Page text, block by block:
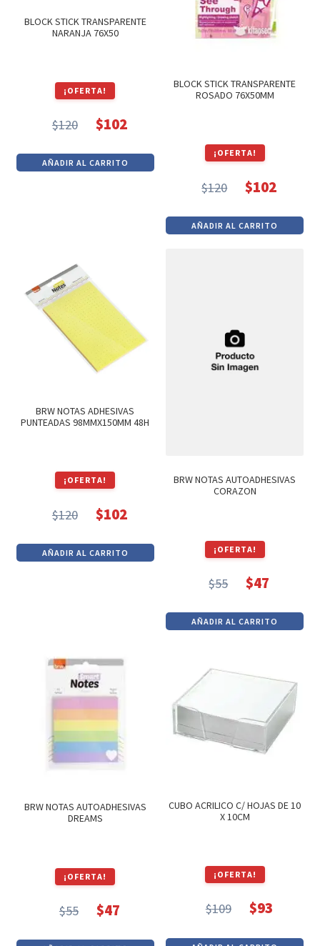
BLOCK STICK TRANSPARENTE
NARANJA 76X50
¡OFERTA!
$120
precio
original
$102
precio
actual
AÑADIR AL CARRITO
BLOCK STICK TRANSPARENTE
ROSADO 76X50MM
¡OFERTA!
$120
precio
original
$102
precio
actual
AÑADIR AL CARRITO
BRW NOTAS ADHESIVAS
PUNTEADAS 98MMX150MM 48H
¡OFERTA!
$120
precio
original
$102
precio
actual
AÑADIR AL CARRITO
BRW NOTAS AUTOADHESIVAS
CORAZON
¡OFERTA!
$55
precio
original
$55.
$47
precio
actual
$47.
AÑADIR AL CARRITO
BRW NOTAS AUTOADHESIVAS
DREAMS
¡OFERTA!
$55
precio
$47
precio
CUBO ACRILICO C/ HOJAS DE 10
X 10CM
¡OFERTA!
$109
precio
$93
precio